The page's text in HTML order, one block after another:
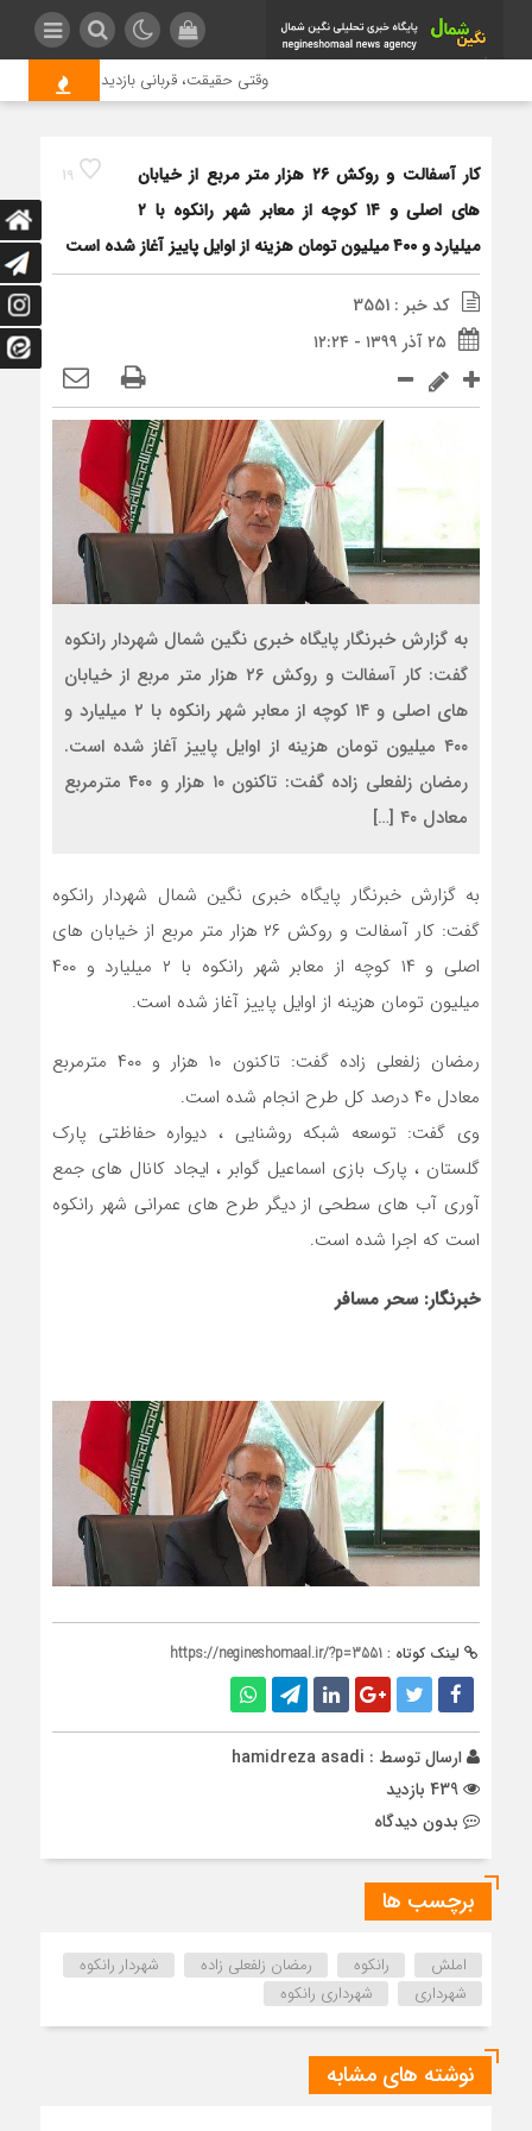
وقتی حقیقت، قربانی بازدید بیشتر می
19
کار آسفالت و روکش ۲۶ هزار متر مربع از خیابان
های اصلی و ۱۴ کوچه از معابر شهر رانکوه با ۲
میلیارد و ۴۰۰ میلیون تومان هزینه از اوایل پاییز آغاز شده است
کد خبر : 3551
۲۵ آذر ۱۳۹۹ - ۱۲:۲۴
به گزارش خبرنگار پایگاه خبری نگین شمال شهردار رانکوه
گفت: کار آسفالت و روکش ۲۶ هزار متر مربع از خیابان
های اصلی و ۱۴ کوچه از معابر شهر رانکوه با ۲ میلیارد و
۴۰۰ میلیون تومان هزینه از اوایل پاییز آغاز شده است.
رمضان زلفعلی زاده گفت: تاکنون ۱۰ هزار و ۴۰۰ مترمربع
معادل ۴۰ […]
به گزارش خبرنگار پایگاه خبری نگین شمال شهردار رانکوه
گفت: کار آسفالت و روکش ۲۶ هزار متر مربع از خیابان های
اصلی و ۱۴ کوچه از معابر شهر رانکوه با ۲ میلیارد و ۴۰۰
میلیون تومان هزینه از اوایل پاییز آغاز شده است.
رمضان زلفعلی زاده گفت: تاکنون ۱۰ هزار و ۴۰۰ مترمربع
معادل ۴۰ درصد کل طرح انجام شده است.
وی گفت: توسعه شبکه روشنایی ، دیواره حفاظتی پارک
گلستان ، پارک بازی اسماعیل گوابر ، ایجاد کانال های جمع
آوری آب های سطحی از دیگر طرح های عمرانی شهر رانکوه
است که اجرا شده است.
خبرنگار: سحر مسافر
لینک کوتاه : https://negineshomaal.ir/?p=3551
ارسال توسط : hamidreza asadi
بدون دیدگاه
برچسب ها
املش رانکوه رمضان زلفعلی زاده
شهردار رانکوه
شهرداری
شهرداری رانکوه
نوشته های مشابه